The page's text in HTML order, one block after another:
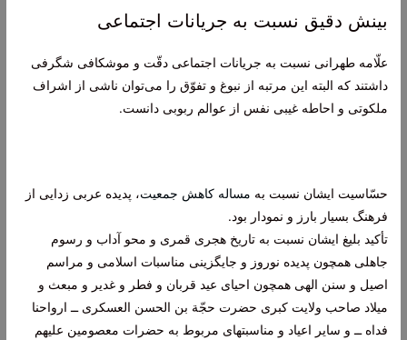
بینش دقیق نسبت به جریانات اجتماعی
علّامه طهرانى نسبت به جريانات اجتماعى دقّت و موشكافى شگرفى
داشتند كه البته اين مرتبه از نبوغ و تفوّق را می‌توان ناشى از اشراف
ملكوتى و احاطه غيبى نفس از عوالم ربوبى دانست.
حسّاسيت ايشان نسبت به مساله کاهش جمعیت، پديده عربى زدايى از
فرهنگ بسيار بارز و نمودار بود.
تأكيد بليغ ايشان نسبت به تاريخ هجرى قمرى و محو آداب و رسوم
جاهلى همچون پديده نوروز و جايگزينى مناسبات اسلامى و مراسم
اصيل و سنن الهى همچون احياى عيد قربان و فطر و غدير و مبعث و
ميلاد صاحب ولايت كبرى حضرت حجّة بن الحسن العسكرى ــ ارواحنا
فداه ــ و ساير اعياد و مناسبت‏هاى مربوط به حضرات معصومين علیهم